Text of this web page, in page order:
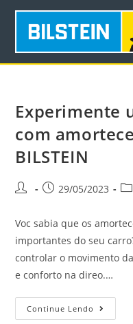
Experimente
com
BILSTEIN
29/05/2023
Voc sabia que os
importantes do seu
controlar o movimento
e conforto na direo.…
Continue Lendo